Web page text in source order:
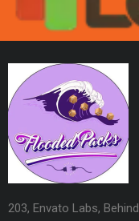
203, Envato Labs,